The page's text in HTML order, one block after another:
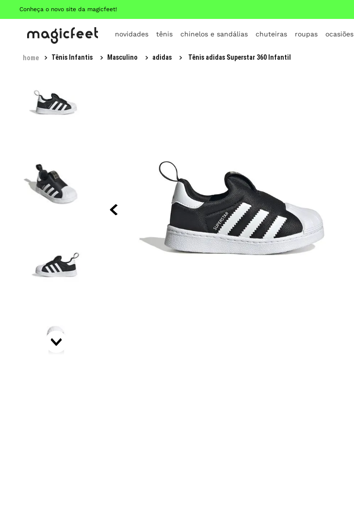
Conheça o novo site da magicfeet!
novidades tênis chinelos e sandálias chuteiras roupas ocasiões
Tênis Infantis Masculino adidas Tênis adidas Superstar 360 Infantil
TERMOS MAIS BUSCADOS
8º
9º
new balance
10
chuteira